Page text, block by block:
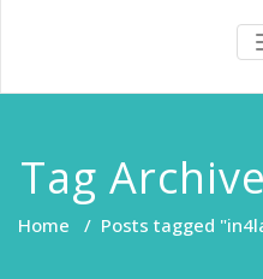
Tag
Home / Posts tagged